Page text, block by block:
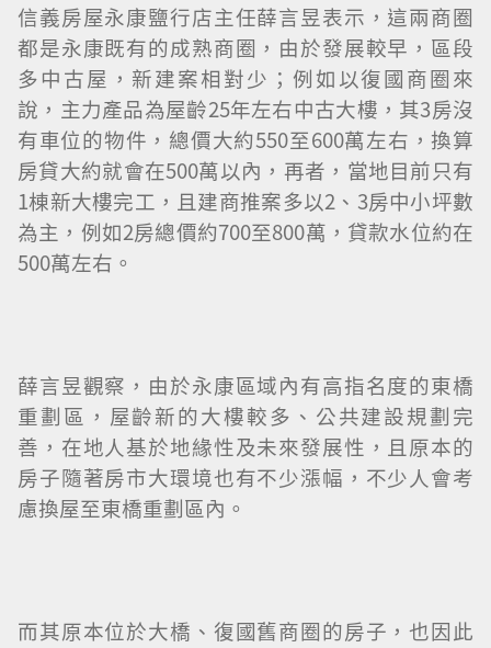
信義房屋永康鹽行店主任薛言昱表示，這兩商圈
都是永康既有的成熟商圈，由於發展較早，區段
多中古屋，新建案相對少；例如以復國商圈來
說，主力產品為屋齡25年左右中古大樓，其3房沒
有車位的物件，總價大約550至600萬左右，換算
房貸大約就會在500萬以內，再者，當地目前只有
1棟新大樓完工，且建商推案多以2、3房中小坪數
為主，例如2房總價約700至800萬，貸款水位約在
500萬左右。
薛言昱觀察，由於永康區域內有高指名度的東橋
重劃區，屋齡新的大樓較多、公共建設規劃完
善，在地人基於地緣性及未來發展性，且原本的
房子隨著房市大環境也有不少漲幅，不少人會考
慮換屋至東橋重劃區內。
而其原本位於大橋、復國舊商圈的房子，也因此